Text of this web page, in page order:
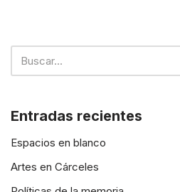
Entradas recientes
Espacios en blanco
Artes en Cárceles